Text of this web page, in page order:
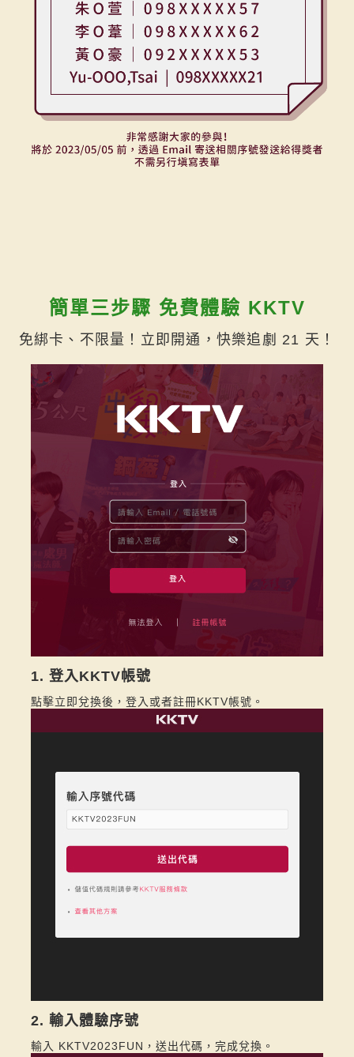
簡單三步驟 免費體驗 KKTV
免綁卡、不限量！立即開通，快樂追劇 21 天！
1. 登入KKTV帳號
點擊立即兌換後，登入或者註冊KKTV帳號。
2. 輸入體驗序號
輸入 KKTV2023FUN，送出代碼，完成兌換。